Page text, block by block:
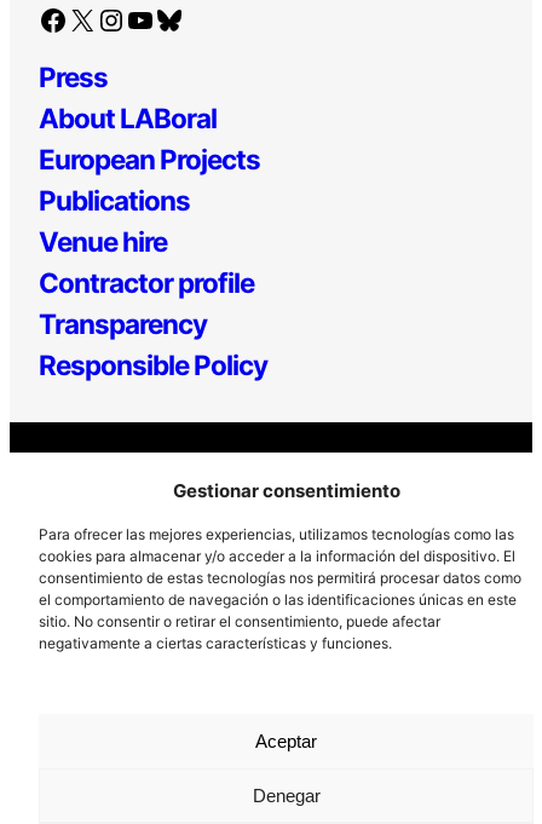
Gestionar consentimiento
Para ofrecer las mejores experiencias, utilizamos tecnologías como las
cookies para almacenar y/o acceder a la información del dispositivo. El
consentimiento de estas tecnologías nos permitirá procesar datos como
el comportamiento de navegación o las identificaciones únicas en este
sitio. No consentir o retirar el consentimiento, puede afectar
negativamente a ciertas características y funciones.
Aceptar
Denegar
Facebook X Instagram YouTube Bluesky
Press
About LABoral
European Projects
Publications
Venue hire
Contractor profile
Transparency
Responsible Policy
985 185 577 – info@laboralcentrodearte.org
Contact
Internal channel